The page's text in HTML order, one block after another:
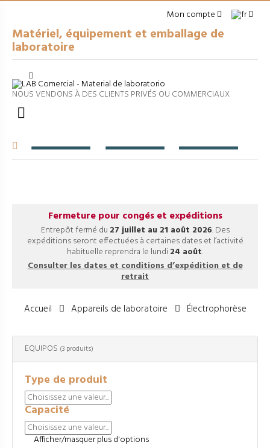
Mon compte
Matériel, équipement et emballage de
laboratoire
Cerrar
arrow_right
MATÉRIEL À USAGE GÉNÉRAL
arrow_right
arrow_right
NOUS VENDONS À DES CLIENTS PRIVÉS OU COMMERCIAUX

Fermeture pour congés et expéditions
Entrepôt fermé du 27 juillet au 21 août 2026. Des
expéditions seront effectuées à certaines dates et l’activité
habituelle reprendra le lundi 24 août.
Consulter les dates et conditions d’expédition et de
retrait
Accueil Appareils de laboratoire Électrophorèse
EQUIPOS (3 produits)
Type de produit
Capacité
Afficher/masquer plus d'options